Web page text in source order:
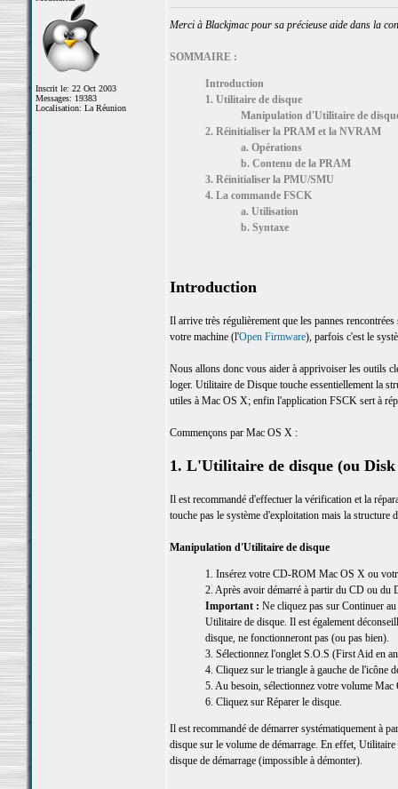
Inscrit le: 22 Oct 2003
Messages: 19383
Localisation: La Réunion
Merci à Blackjmac pour sa précieuse aide dans la
SOMMAIRE :
Introduction
1. Utilitaire de disque
Manipulation d'Utilitaire de
2. Réinitialiser la PRAM et la NVRAM
a. Opérations
b. Contenu de la PRAM
3. Réinitialiser la PMU/SMU
4. La commande FSCK
a. Utilisation
b. Syntaxe
Introduction
Il arrive très régulièrement que les pannes
votre machine (l'Open Firmware), parfois c'est le
Nous allons donc vous aider à apprivoiser les outils
loger. Utilitaire de Disque touche essentiellement la
utiles à Mac OS X; enfin l'application FSCK sert à
Commençons par Mac OS X :
1. L'Utilitaire de disque (ou
Il est recommandé d'effectuer la vérification et la
touche pas le système d'exploitation mais la structure
Manipulation d'Utilitaire de disque
1. Insérez votre CD-ROM Mac OS X ou
2. Après avoir démarré à partir du CD ou du
Important : Ne cliquez pas sur Continuer
Utilitaire de disque. Il est également
disque, ne fonctionneront pas (ou pas bien).
3. Sélectionnez l'onglet S.O.S (First Aid en
4. Cliquez sur le triangle à gauche de l'icône
5. Au besoin, sélectionnez votre volume Mac
6. Cliquez sur Réparer le disque.
Il est recommandé de démarrer systématiquement
disque sur le volume de démarrage. En effet,
disque de démarrage (impossible à démonter).